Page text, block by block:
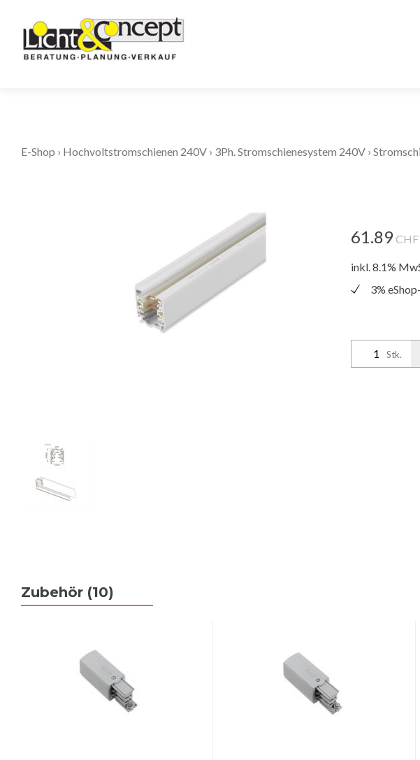
E-Shop › Hochvoltstromschienen 240V › 3Ph. Stromschienesystem 240V ›
61.89 CHF
inkl. 8.1%
3%
Stk.
Zubehör (10)